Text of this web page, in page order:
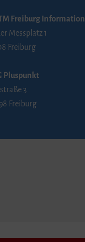
Freiburg Information
Messplatz 1
Freiburg
Pluspunkt
3
Freiburg